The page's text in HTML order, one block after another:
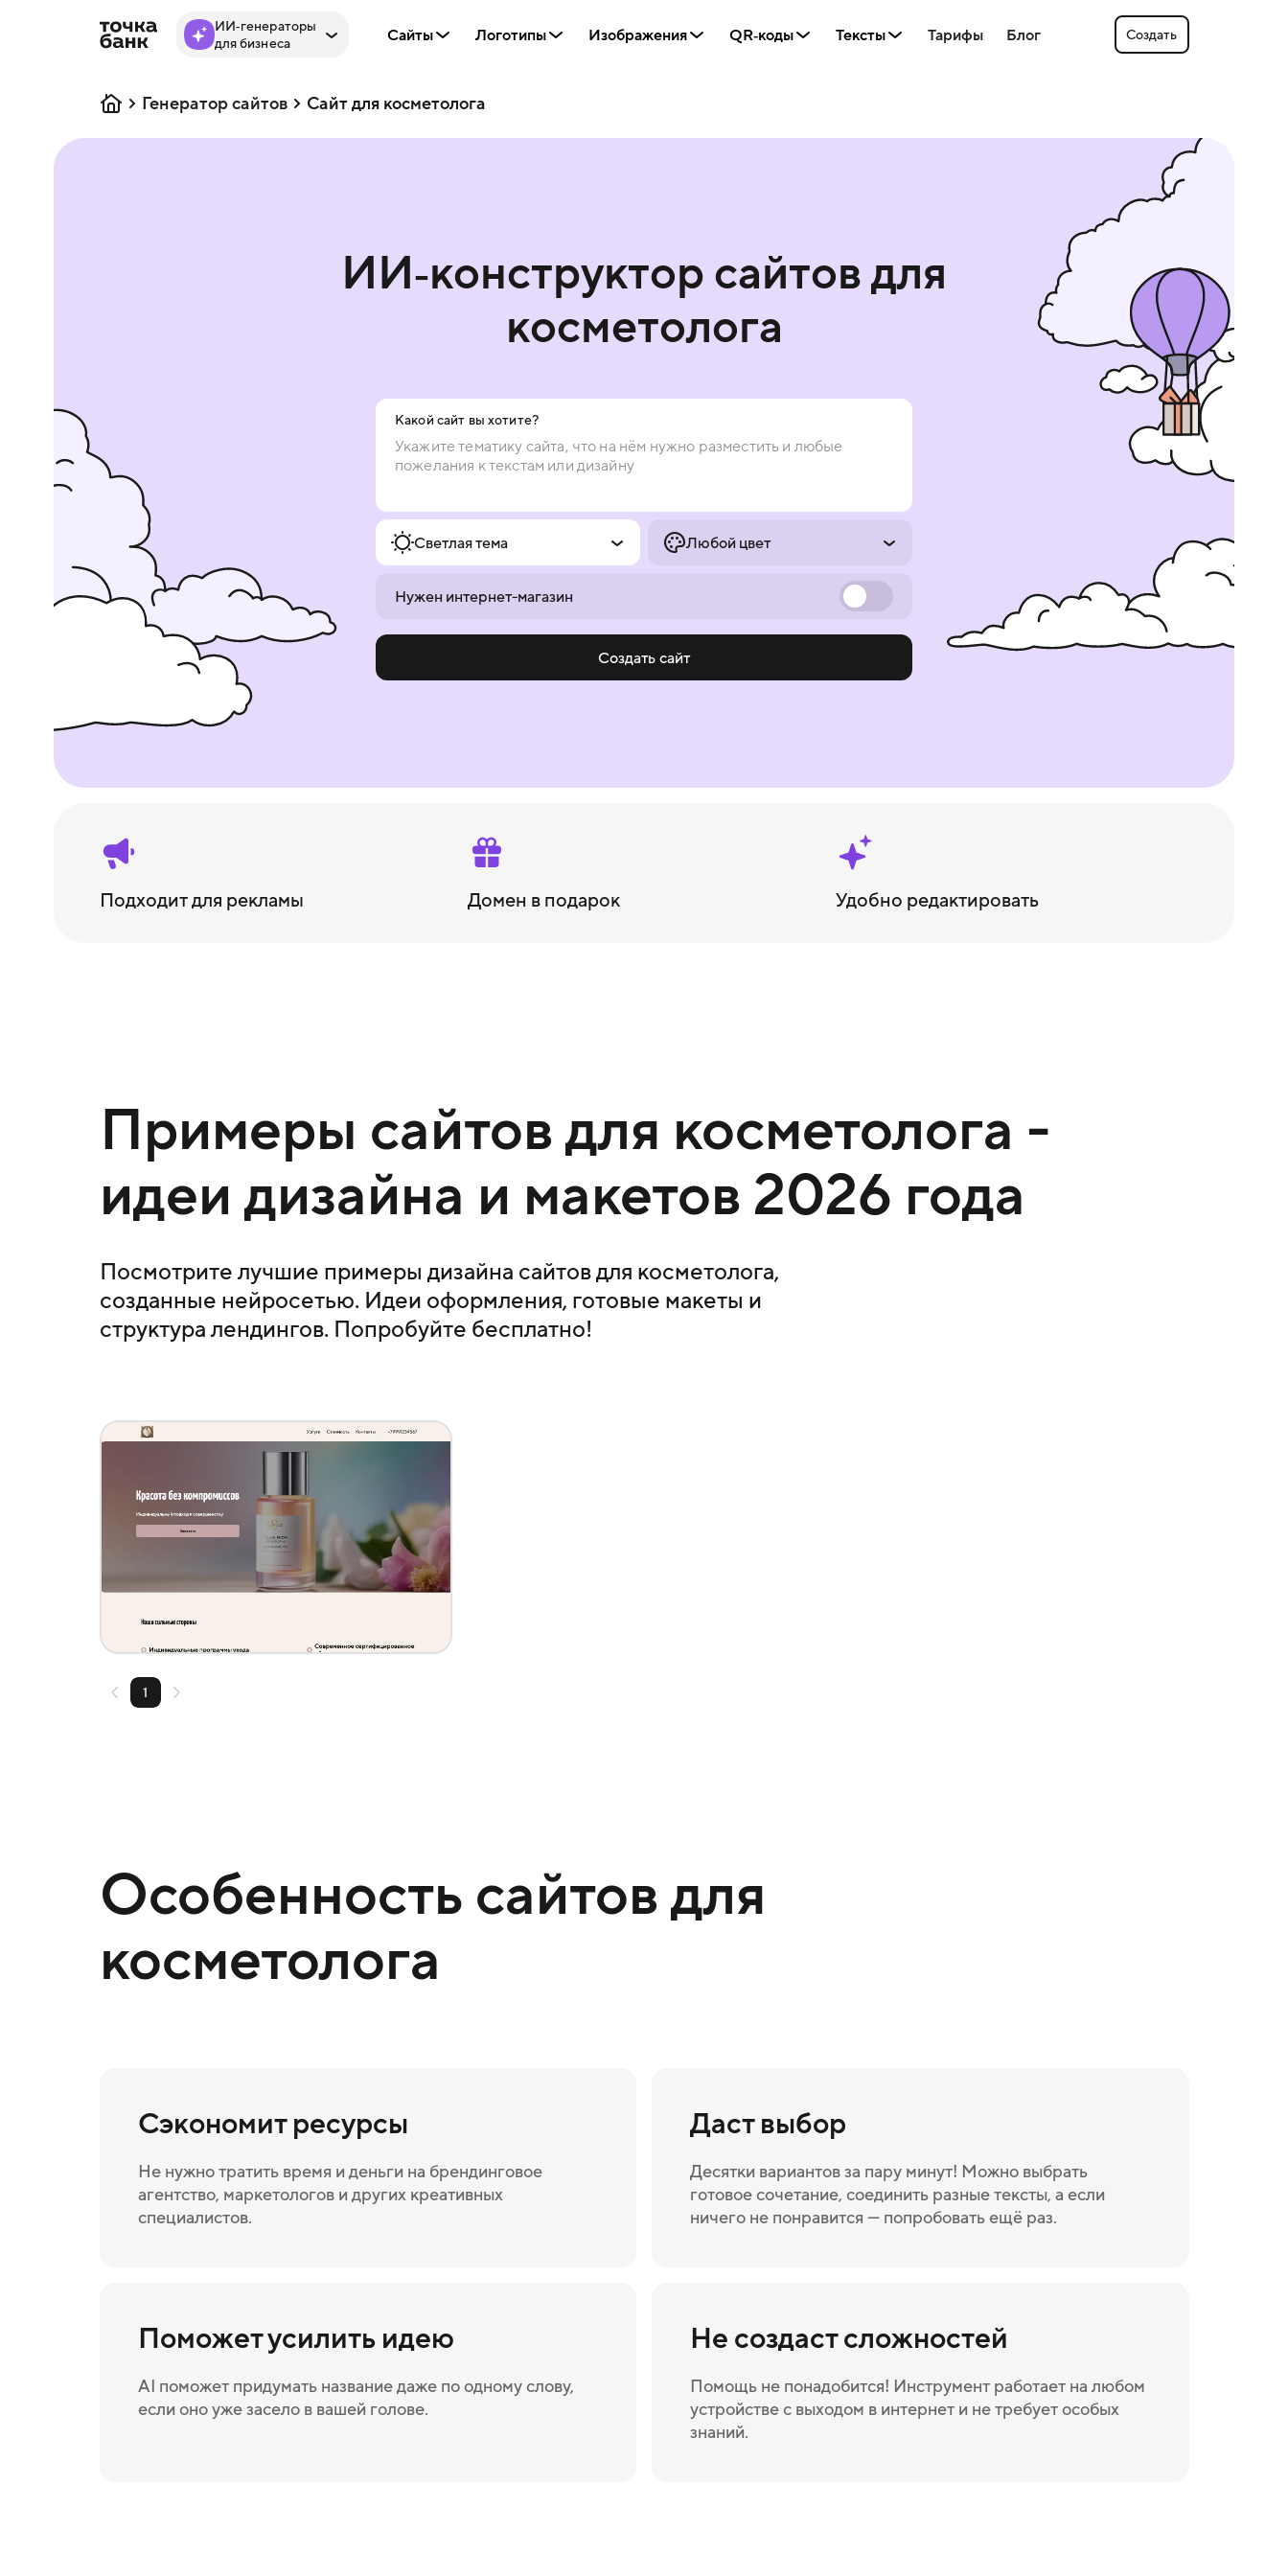
ИИ‑генераторы
для бизнеса
Сайты Логотипы Изображения QR‑коды Тексты Тарифы Блог Создать
Генератор сайтов Сайт для косметолога
ИИ‑конструктор сайтовдля
косметолога
Какой сайт вы хотите?
Светлая тема Любой цвет
Нужен интернет-магазин
Создать сайт
Подходит для рекламы Домен в подарок Удобно редактировать
Примеры сайтов для косметолога -
идеи дизайна и макетов 2026 года
Посмотрите лучшие примеры дизайна сайтов для косметолога,
созданные нейросетью. Идеи оформления, готовые макеты и
структура лендингов. Попробуйте бесплатно!
Создать похожий
1
Особенность сайтов для
косметолога
Сэкономит ресурсы
Не нужно тратить время и деньги на брендинговое
агентство, маркетологов и других креативных
специалистов.
Даст выбор
Десятки вариантов за пару минут! Можно выбрать
готовое сочетание, соединить разные тексты, а если
ничего не понравится — попробовать ещё раз.
Поможет усилить идею
AI поможет придумать название даже по одному слову,
если оно уже засело в вашей голове.
Не создаст сложностей
Помощь не понадобится! Инструмент работает на любом
устройстве с выходом в интернет и не требует особых
знаний.